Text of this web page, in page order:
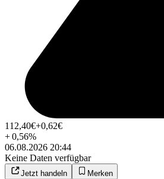
112,40€+0,62€
+0,56%
06.08.2026 20:44
Keine Daten verfügbar
Jetzt handeln Merken